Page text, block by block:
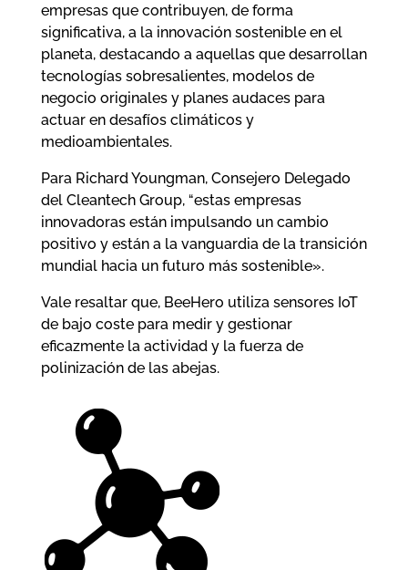
empresas que contribuyen, de forma
significativa, a la innovación sostenible en el
planeta, destacando a aquellas que desarrollan
tecnologías sobresalientes, modelos de
negocio originales y planes audaces para
actuar en desafíos climáticos y
medioambientales.
Para Richard Youngman, Consejero Delegado
del Cleantech Group, “estas empresas
innovadoras están impulsando un cambio
positivo y están a la vanguardia de la transición
mundial hacia un futuro más sostenible».
Vale resaltar que, BeeHero utiliza sensores IoT
de bajo coste para medir y gestionar
eficazmente la actividad y la fuerza de
polinización de las abejas.